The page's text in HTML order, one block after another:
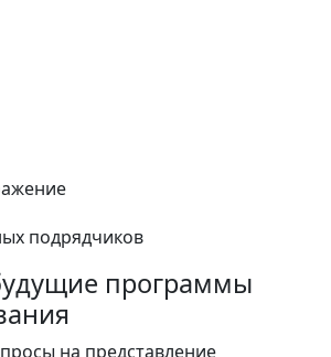
подрядчиков
программы
на представление